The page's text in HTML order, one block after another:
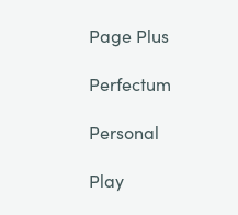
Page Plus
Perfectum
Personal
Play